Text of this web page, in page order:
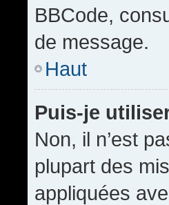
BBCode,
de message.
Haut
Puis-je
Non, il n’est
plupart des
appliquées